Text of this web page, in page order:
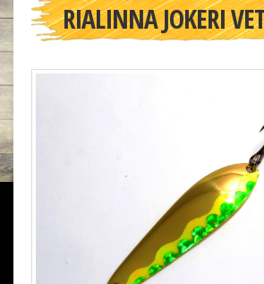
RIALINNA JOKERI